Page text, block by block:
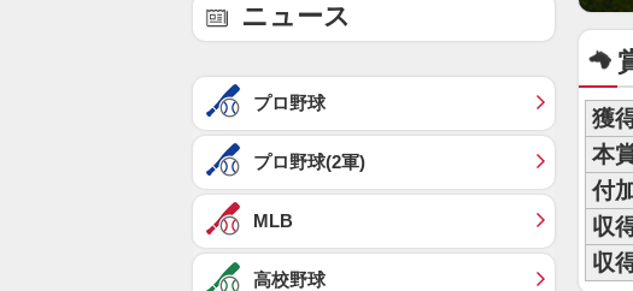
獲
本
付
収
収
ニュース
プロ野球
プロ野球(2軍)
MLB
高校野球